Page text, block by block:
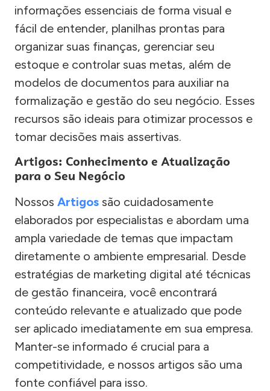
informações essenciais de forma visual e
fácil de entender, planilhas prontas para
organizar suas finanças, gerenciar seu
estoque e controlar suas metas, além de
modelos de documentos para auxiliar na
formalização e gestão do seu negócio. Esses
recursos são ideais para otimizar processos e
tomar decisões mais assertivas.
Artigos: Conhecimento e Atualização
para o Seu Negócio
Nossos Artigos são cuidadosamente
elaborados por especialistas e abordam uma
ampla variedade de temas que impactam
diretamente o ambiente empresarial. Desde
estratégias de marketing digital até técnicas
de gestão financeira, você encontrará
conteúdo relevante e atualizado que pode
ser aplicado imediatamente em sua empresa.
Manter-se informado é crucial para a
competitividade, e nossos artigos são uma
fonte confiável para isso.